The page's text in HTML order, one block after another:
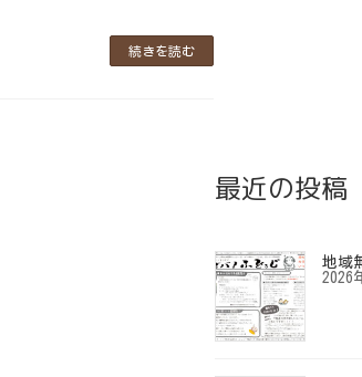
続きを読む
最近の投稿
地域
2026